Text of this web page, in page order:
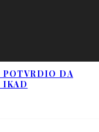
POTVRDIO DA
IKAD